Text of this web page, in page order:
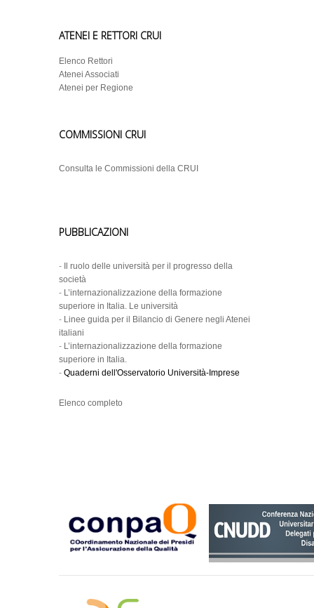
ATENEI E RETTORI CRUI
Elenco Rettori
Atenei Associati
Atenei per Regione
COMMISSIONI CRUI
Consulta le Commissioni della CRUI
PUBBLICAZIONI
-
Il ruolo delle università per il progresso della
società
- L’internazionalizzazione della formazione
superiore in Italia. Le università
- Linee guida per il Bilancio di Genere negli Atenei
italiani
- L’internazionalizzazione della formazione
superiore in Italia.
- Quaderni dell'Osservatorio Università-Imprese
Elenco completo